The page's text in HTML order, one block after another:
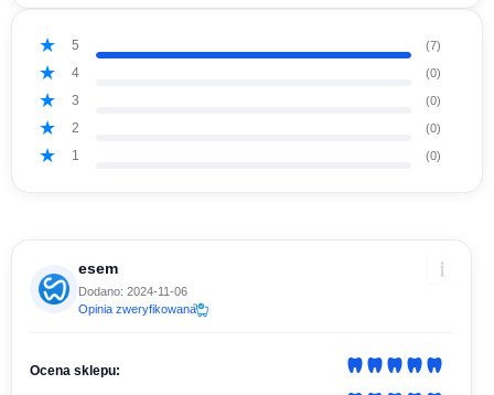
5 (7)
4 (0)
3 (0)
2 (0)
1 (0)
esem
Dodano: 2024-11-06
Opinia zweryfikowana
Ocena sklepu: